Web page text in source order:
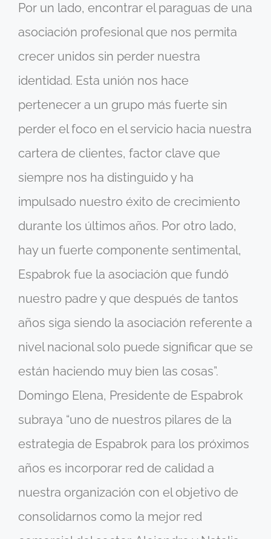
Por un lado, encontrar el paraguas de una
asociación profesional que nos permita
crecer unidos sin perder nuestra
identidad. Esta unión nos hace
pertenecer a un grupo más fuerte sin
perder el foco en el servicio hacia nuestra
cartera de clientes, factor clave que
siempre nos ha distinguido y ha
impulsado nuestro éxito de crecimiento
durante los últimos años. Por otro lado,
hay un fuerte componente sentimental,
Espabrok fue la asociación que fundó
nuestro padre y que después de tantos
años siga siendo la asociación referente a
nivel nacional solo puede significar que se
están haciendo muy bien las cosas”.
Domingo Elena, Presidente de Espabrok
subraya “uno de nuestros pilares de la
estrategia de Espabrok para los próximos
años es incorporar red de calidad a
nuestra organización con el objetivo de
consolidarnos como la mejor red